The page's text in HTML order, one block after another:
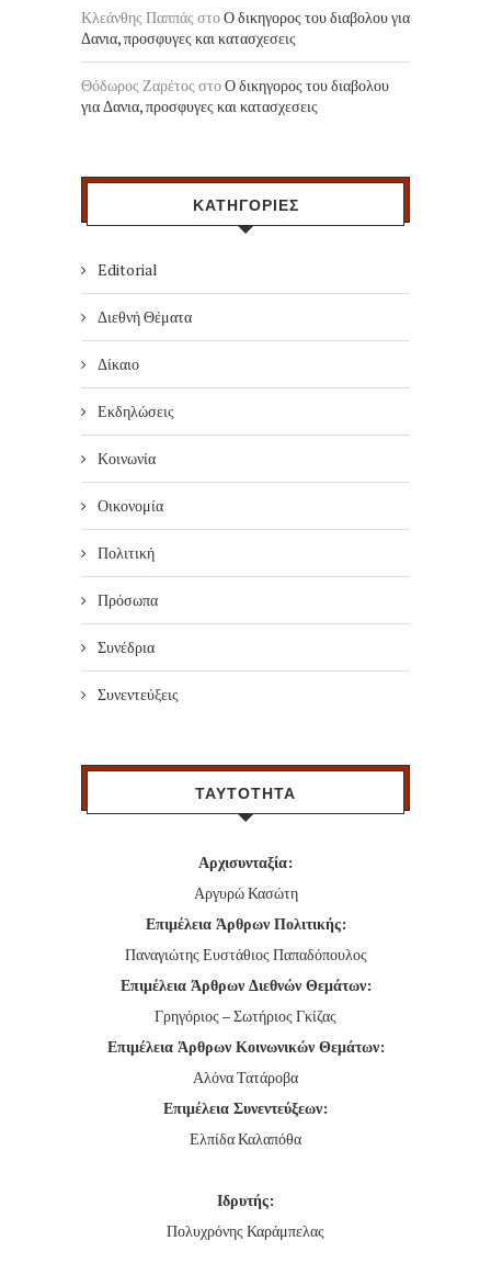
Κλεάνθης Παππάς στοΟ δικηγορος του διαβολου για
Δανια, προσφυγες και κατασχεσεις
Θόδωρος Ζαρέτος στοΟ δικηγορος του διαβολου
για Δανια, προσφυγες και κατασχεσεις
ΚΑΤΗΓΟΡΙΕΣ
Editorial
Διεθνή Θέματα
Δίκαιο
Εκδηλώσεις
Κοινωνία
Οικονομία
Πολιτική
Πρόσωπα
Συνέδρια
Συνεντεύξεις
ΤΑΥΤΟΤΗΤΑ
Αρχισυνταξία:
Αργυρώ Κασώτη
Επιμέλεια Άρθρων Πολιτικής:
Παναγιώτης Ευστάθιος Παπαδόπουλος
Επιμέλεια Άρθρων Διεθνών Θεμάτων:
Γρηγόριος – Σωτήριος Γκίζας
Επιμέλεια Άρθρων Κοινωνικών Θεμάτων:
Αλόνα Τατάροβα
Επιμέλεια Συνεντεύξεων:
Ελπίδα Καλαπόθα
Ιδρυτής:
Πολυχρόνης Καράμπελας